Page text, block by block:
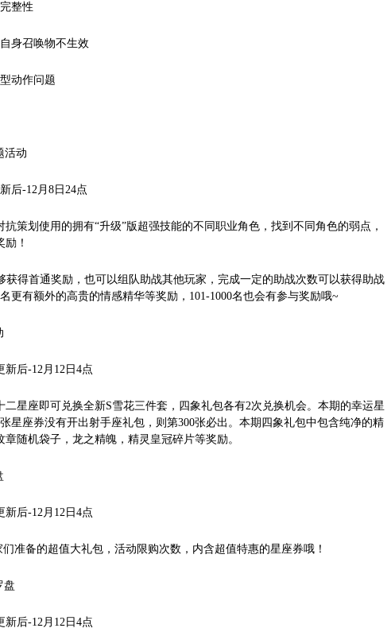
整性
身召唤物不生效
动作问题
活动
后-12月8日24点
策划使用的拥有“升级”版超强技能的不同职业角色，找到不同角色的弱点，
！
获得首通奖励，也可以组队助战其他玩家，完成一定的助战次数可以获得助战
更有额外的高贵的情感精华等奖励，101-1000名也会有参与奖励哦~
新后-12月12日4点
二星座即可兑换全新S雪花三件套，四象礼包各有2次兑换机会。本期的幸运星
星座券没有开出射手座礼包，则第300张必出。本期四象礼包中包含纯净的精
章随机袋子，龙之精魄，精灵皇冠碎片等奖励。
新后-12月12日4点
准备的超值大礼包，活动限购次数，内含超值特惠的星座券哦！
盘
新后-12月12日4点